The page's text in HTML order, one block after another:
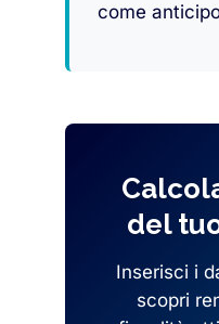
come
del
Inserisci i
scopri